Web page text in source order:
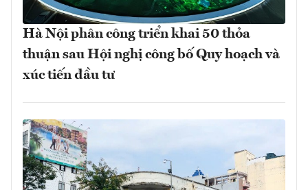
Hà Nội phân công triển khai 50 thỏa
thuận sau Hội nghị công bố Quy hoạch và
xúc tiến đầu tư